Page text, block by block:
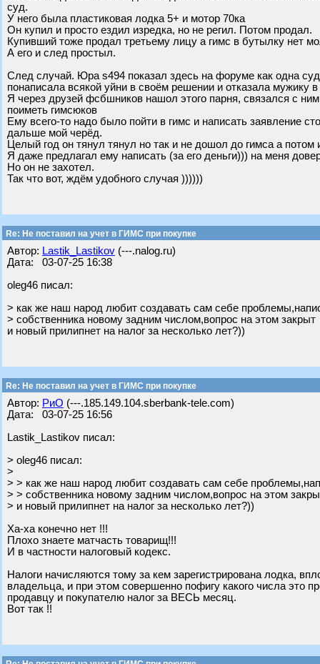
суд.
У него была пластиковая лодка 5+ и мотор 70ка
Он купил и просто ездил изредка, но не регил. Потом продал.
Купивший тоже продал третьему лицу а гимс в бутылку нет
А его и след простыл.
След случай. Юра s494 показал здесь на форуме как одна
понаписала всякой уйни в своём решении и отказала мужику
Я через друзей фсбшников нашол этого парня, связался с
поиметь гимсюков
Ему всего-то надо было пойти в гимс и написать заявление
дальше мой черёд.
Целый год он тянул тянул но так и не дошол до гимса а потом
Я даже предлагал ему написать (за его деньги))) на меня
Но он не захотел.
Так что вот, ждём удобного случая ))))))
Re: Не поставил на учет в ГИМС при покупке
Автор: Lastik_Lastikov (---.nalog.ru)
Дата: 03-07-25 16:38
oleg46 писал:
> как же наш народ любит создавать сам себе
> собственника новому задним числом,вопрос на этом закрыт
и новый прилипнет на налог за несколько лет?))
Re: Не поставил на учет в ГИМС при покупке
Автор: РиО (---.185.149.104.sberbank-tele.com)
Дата: 03-07-25 16:56
Lastik_Lastikov писал:
> oleg46 писал:
>
> > как же наш народ любит создавать сам себе
> > собственника новому задним числом,вопрос на этом
> и новый прилипнет на налог за несколько лет?))
Ха-ха конечно нет !!!
Плохо знаете матчасть товарищ!!!
И в частности налоговый кодекс.
Налоги начисляются тому за кем зарегистрирована лодка,
владельца, и при этом совершенно пофигу какого числа это
продавцу и покупателю налог за ВЕСЬ месяц.
Вот так !!